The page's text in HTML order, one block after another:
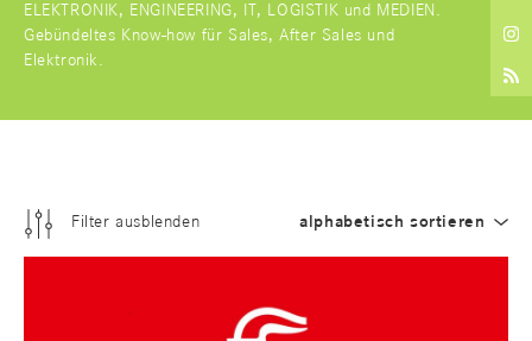
ELEKTRONIK, ENGINEERING, IT, LOGISTIK und MEDIEN.
Gebündeltes Know-how für Sales, After Sales und
Elektronik.
Filter ausblenden alphabetisch sortieren